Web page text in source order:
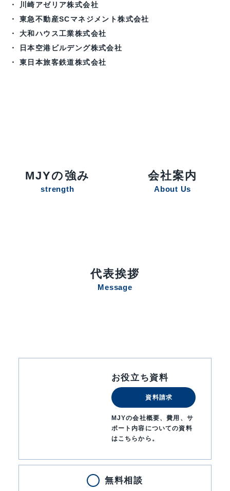
川崎アゼリア株式会社
東急不動産SCマネジメント株式会社
大和ハウス工業株式会社
日本空港ビルデング株式会社
東日本旅客鉄道株式会社
MJYの強み
strength
会社案内
About Us
代表挨拶
Message
お役立ち資料
資料請求
MJYの会社概要、費用、サ
ポート内容についての資料
はこちらから。
無料相談